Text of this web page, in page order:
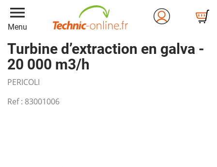
menu
Menu
Turbine d’extraction en galva -
20 000 m3/h
PERICOLI
Ref : 83001006